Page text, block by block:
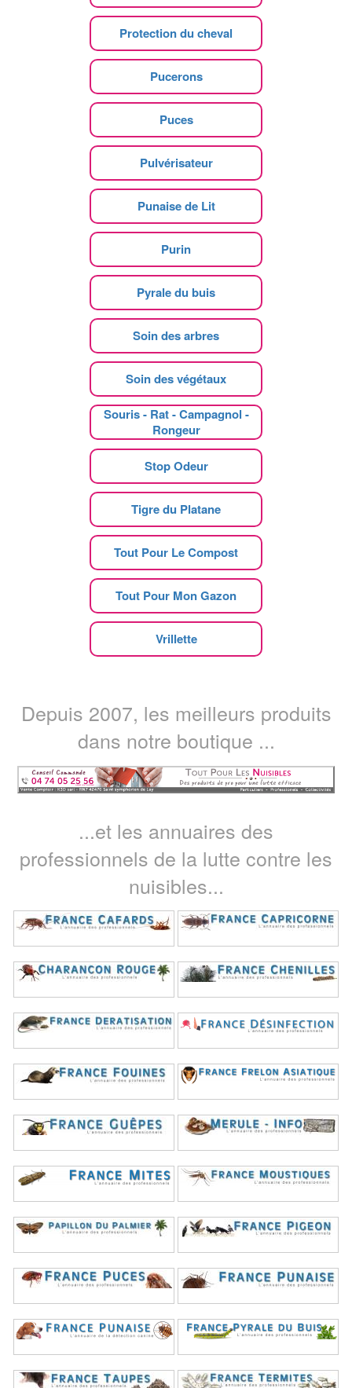
Protection du cheval
Pucerons
Puces
Pulvérisateur
Punaise de Lit
Purin
Pyrale du buis
Soin des arbres
Soin des végétaux
Souris - Rat - Campagnol -
Rongeur
Stop Odeur
Tigre du Platane
Tout Pour Le Compost
Tout Pour Mon Gazon
Vrillette
Depuis 2007, les meilleurs produits
dans notre boutique ...
...et les annuaires des
professionnels de la lutte contre les
nuisibles...